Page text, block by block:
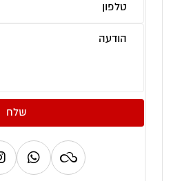
שלח